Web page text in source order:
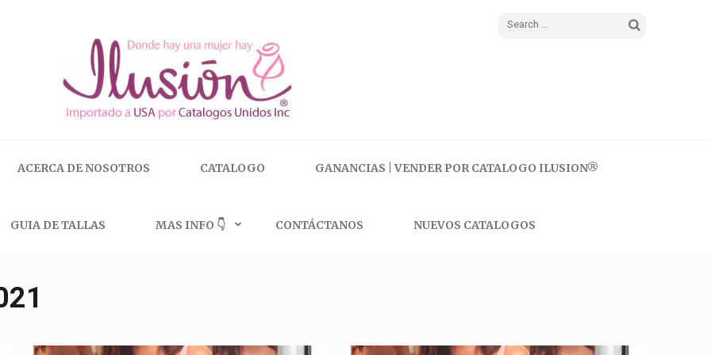
Search
ACERCA DE NOSOTROS CATALOGO GANANCIAS | VENDER POR CATALOGO ILUSION®
GUIA DE TALLAS MAS INFO 👇 CONTÁCTANOS NUEVOS CATALOGOS